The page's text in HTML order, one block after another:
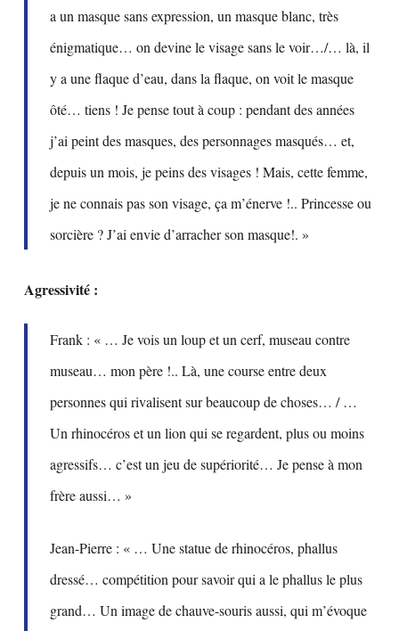
a un masque sans expression, un masque blanc, très
énigmatique… on devine le visage sans le voir…/… là, il
y a une flaque d’eau, dans la flaque, on voit le masque
ôté… tiens ! Je pense tout à coup : pendant des années
j’ai peint des masques, des personnages masqués… et,
depuis un mois, je peins des visages ! Mais, cette femme,
je ne connais pas son visage, ça m’énerve !.. Princesse ou
sorcière ? J’ai envie d’arracher son masque!. »
Agressivité :
Frank : « … Je vois un loup et un cerf, museau contre
museau… mon père !.. Là, une course entre deux
personnes qui rivalisent sur beaucoup de choses… / …
Un rhinocéros et un lion qui se regardent, plus ou moins
agressifs… c’est un jeu de supériorité… Je pense à mon
frère aussi… »
Jean-Pierre : « … Une statue de rhinocéros, phallus
dressé… compétition pour savoir qui a le phallus le plus
grand… Un image de chauve-souris aussi, qui m’évoque